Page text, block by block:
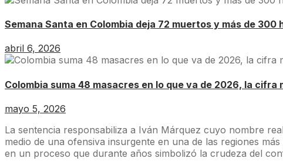
Semana Santa en Colombia deja 72 muertos y más de
abril 6, 2026
Colombia suma 48 masacres en lo que va de 2026, la cifra
mayo 5, 2026
La sentencia responsabiliza a Iván Márquez cuyo nombre
medio de una ofensiva insurgente en una de las regiones
en un proceso que durante años simbolizó la crudeza del